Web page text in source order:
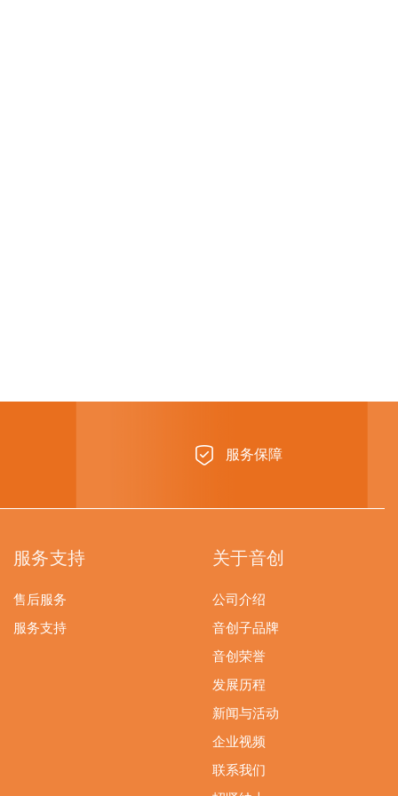
服务保障
服务支持
售后服务
服务支持
关于音创
公司介绍
音创子品牌
音创荣誉
发展历程
新闻与活动
企业视频
联系我们